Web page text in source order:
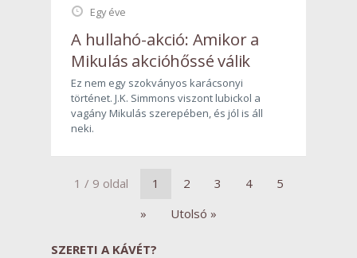
Egy éve
A hullahó-akció: Amikor a
Mikulás akcióhőssé válik
Ez nem egy szokványos karácsonyi
történet. J.K. Simmons viszont lubickol a
vagány Mikulás szerepében, és jól is áll
neki.
1 / 9 oldal 1 2 3 4
5
»
Utolsó »
SZERETI A KÁVÉT?